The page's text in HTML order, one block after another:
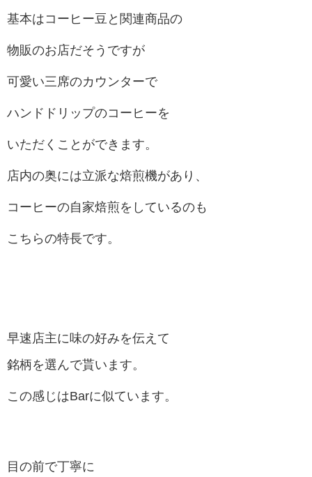
基本はコーヒー豆と関連商品の
物販のお店だそうですが
可愛い三席のカウンターで
ハンドドリップのコーヒーを
いただくことができます。
店内の奥には立派な焙煎機があり、
コーヒーの自家焙煎をしているのも
こちらの特長です。
早速店主に味の好みを伝えて
銘柄を選んで貰います。
この感じはBarに似ています。
目の前で丁寧に